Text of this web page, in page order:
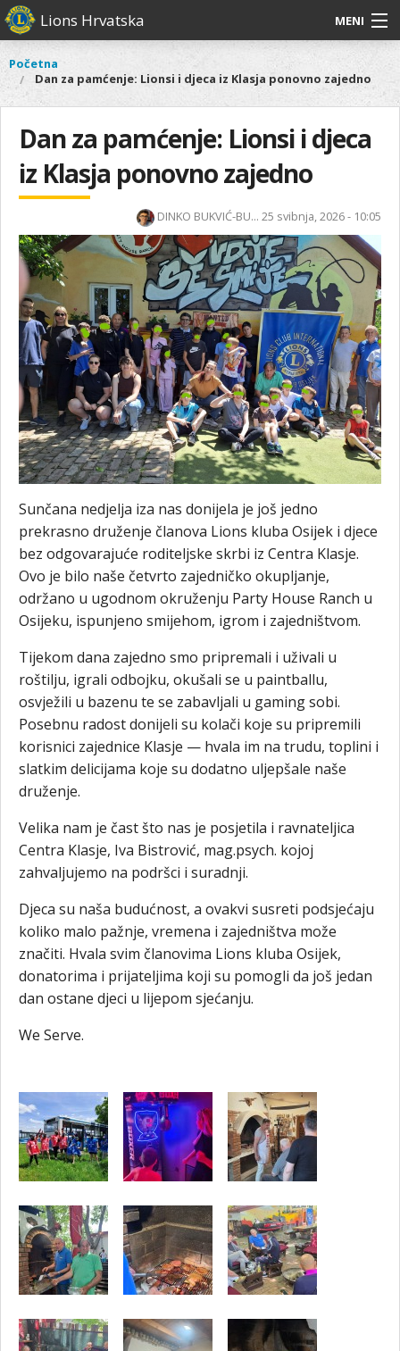
Skoči
na
sadržaj
Lions Hrvatska MENI
O nama
Lions Distrikt 126
Naši projekti
Aktivnosti
Glavni
izbornik
O
nama
Lions
Distrikt
126
Naši
projekti
Vi
ste
ovdje
Početna
Dan za pamćenje: Lionsi i djeca iz Klasja ponovno zajedno
Dan za pamćenje: Lionsi i djeca
iz Klasja ponovno zajedno
DINKO BUKVIĆ-BU... 25 svibnja, 2026 - 10:05
Sunčana nedjelja iza nas donijela je još jedno
prekrasno druženje članova Lions kluba Osijek i djece
bez odgovarajuće roditeljske skrbi iz Centra Klasje.
Ovo je bilo naše četvrto zajedničko okupljanje,
održano u ugodnom okruženju Party House Ranch u
Osijeku, ispunjeno smijehom, igrom i zajedništvom.
Tijekom dana zajedno smo pripremali i uživali u
roštilju, igrali odbojku, okušali se u paintballu,
osvježili u bazenu te se zabavljali u gaming sobi.
Posebnu radost donijeli su kolači koje su pripremili
korisnici zajednice Klasje — hvala im na trudu, toplini i
slatkim delicijama koje su dodatno uljepšale naše
druženje.
Velika nam je čast što nas je posjetila i ravnateljica
Centra Klasje, Iva Bistrović, mag.psych. kojoj
zahvaljujemo na podršci i suradnji.
Djeca su naša budućnost, a ovakvi susreti podsjećaju
koliko malo pažnje, vremena i zajedništva može
značiti. Hvala svim članovima Lions kluba Osijek,
donatorima i prijateljima koji su pomogli da još jedan
dan ostane djeci u lijepom sjećanju.
We Serve.